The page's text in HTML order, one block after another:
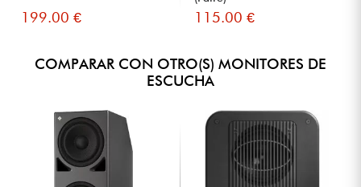
199.00 € 115.00 €
COMPARAR CON OTRO(S) MONITORES DE
ESCUCHA